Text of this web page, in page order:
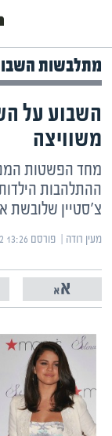
מתלבשות
השבוע על
משוויצה
מחד הפשטות
ההתלהבות
צ'סטיין שלובשת
מעין רודה | ‏פורסם ‎14/06/2012 13:26